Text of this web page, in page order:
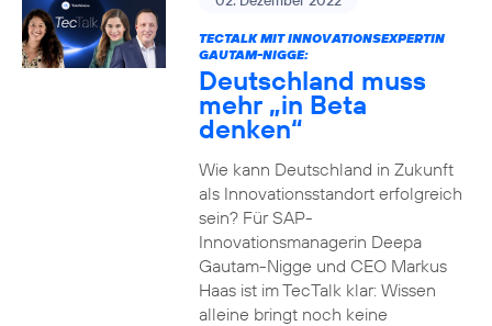
TECTALK MIT INNOVATIONSEXPERTIN
GAUTAM-NIGGE:
Deutschland muss
mehr „in Beta
denken“
Wie kann Deutschland in Zukunft
als Innovationsstandort erfolgreich
sein? Für SAP-
Innovationsmanagerin Deepa
Gautam-Nigge und CEO Markus
Haas ist im TecTalk klar: Wissen
alleine bringt noch keine